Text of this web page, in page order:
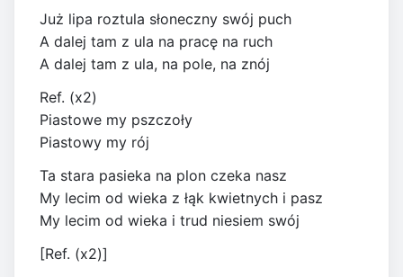
Już lipa roztula słoneczny swój puch
A dalej tam z ula na pracę na ruch
A dalej tam z ula, na pole, na znój
Ref. (x2)
Piastowe my pszczoły
Piastowy my rój
Ta stara pasieka na plon czeka nasz
My lecim od wieka z łąk kwietnych i pasz
My lecim od wieka i trud niesiem swój
[Ref. (x2)]